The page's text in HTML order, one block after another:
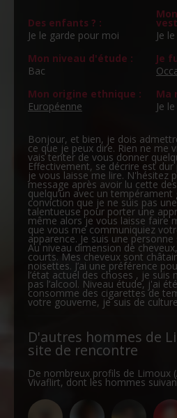
Des enfants ? :
Je le garde pour moi
Je
Mon niveau d'étude :
Bac
Je
Mon origine ethnique :
Européenne
Ma
Je
Bonjour, et bien, je dois
ce que je peux dire. Rien ne me
vais tenter de vous donner
Effectivement, se décrire est
je vous laisse me lire. N'hésitez
message après avoir lu cette
quelqu’un avec un tempérament
conviction que je ne suis pas
talentueuse pour porter une
même alors je vous laisse faire
que vous me communiquiez
apparence. Je suis une
Au niveau dimension de
courts. Mes cheveux sont
noisettes. J’ai une préférence
l’état actuel des choses , je suis
pas l’alcool. Niveau étude, j'ai
consomme des cigarettes de
votre gouverne, je suis de
D'autres hommes de
site de rencontre
De nombreux profils de Limoux
Vivaflirt, dont les hommes